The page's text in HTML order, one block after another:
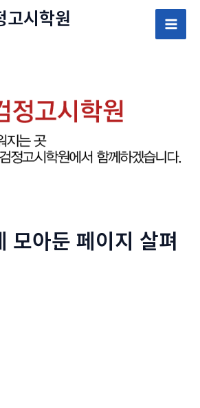
고시학원
Main
모아둔 페이지 살펴